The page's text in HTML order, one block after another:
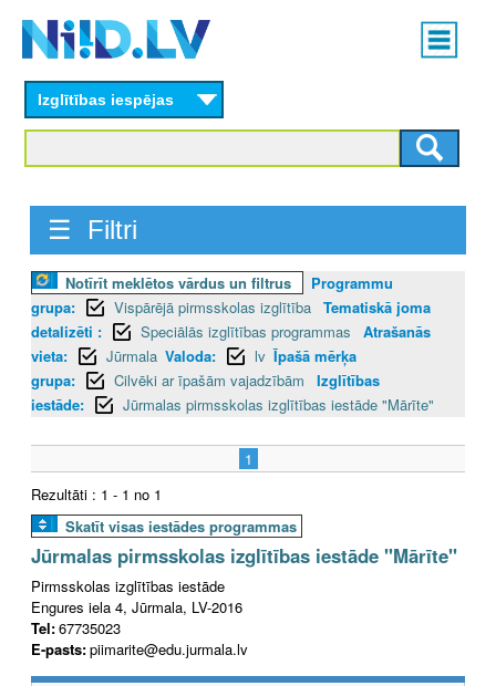
content
Main
menu
Izglītības iespējas
☰ Filtri
Notīrīt meklētos vārdus un filtrus
Programmu
grupa:
Vispārējā pirmsskolas izglītība Tematiskā joma
detalizēti :
Speciālās izglītības programmas
Atrašanās
vieta:
Jūrmala Valoda: lv Īpašā mērķa
grupa:
Cilvēki ar īpašām vajadzībām
Izglītības
iestāde:
Jūrmalas pirmsskolas izglītības iestāde "Mārīte"
1
Rezultāti : 1 - 1 no 1
Skatīt visas iestādes programmas
Jūrmalas pirmsskolas izglītības iestāde "Mārīte"
Pirmsskolas izglītības iestāde
Engures iela 4, Jūrmala, LV-2016
Tel:67735023
E-pasts:piimarite@edu.jurmala.lv